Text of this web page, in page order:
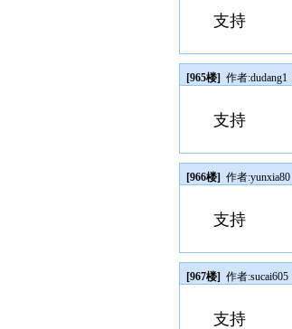
支持
[965楼] 作者:dudang1
支持
[966楼] 作者:yunxia80
支持
[967楼] 作者:sucai605
支持